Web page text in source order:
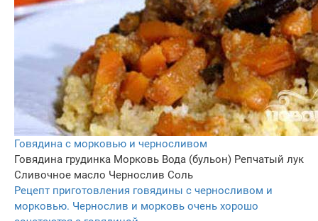
Говядина с морковью и черносливом
Говядина грудинка Морковь Вода (бульон) Репчатый лук
Сливочное масло Чернослив Соль
Рецепт приготовления говядины с черносливом и
морковью. Чернослив и морковь очень хорошо